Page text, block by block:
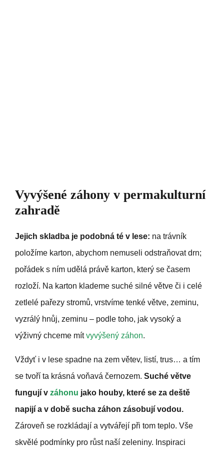
Vyvýšené záhony v permakulturní
zahradě
Jejich skladba je podobná té v lese: na trávník
položíme karton, abychom nemuseli odstraňovat drn;
pořádek s ním udělá právě karton, který se časem
rozloží. Na karton klademe suché silné větve či i celé
zetlelé pařezy stromů, vrstvíme tenké větve, zeminu,
vyzrálý hnůj, zeminu – podle toho, jak vysoký a
výživný chceme mítvyvýšený záhon.
Vždyť i v lese spadne na zem větev, listí, trus… a tím
se tvoří ta krásná voňavá černozem. Suché větve
fungují v záhonu jako houby, které se za deště
napijí a v době sucha záhon zásobují vodou.
Zároveň se rozkládají a vytvářejí při tom teplo. Vše
skvělé podmínky pro růst naší zeleniny. Inspiraci